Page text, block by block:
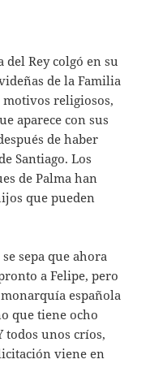
del Rey colgó en su
de la Familia
motivos religiosos,
aparece con sus
de haber
Santiago. Los
de Palma han
que pueden
sepa que ahora
a Felipe, pero
española
que tiene ocho
todos unos críos,
viene en